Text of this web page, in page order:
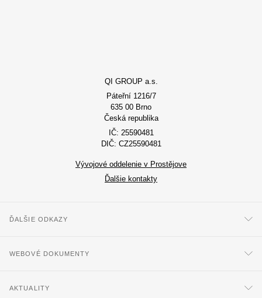
QI GROUP a.s.
Páteřní 1216/7
635 00 Brno
Česká republika
IČ: 25590481
DIČ: CZ25590481
Vývojové oddelenie v Prostějove
Ďalšie kontakty
ĎALŠIE ODKAZY
WEBOVÉ DOKUMENTY
AKTUALITY